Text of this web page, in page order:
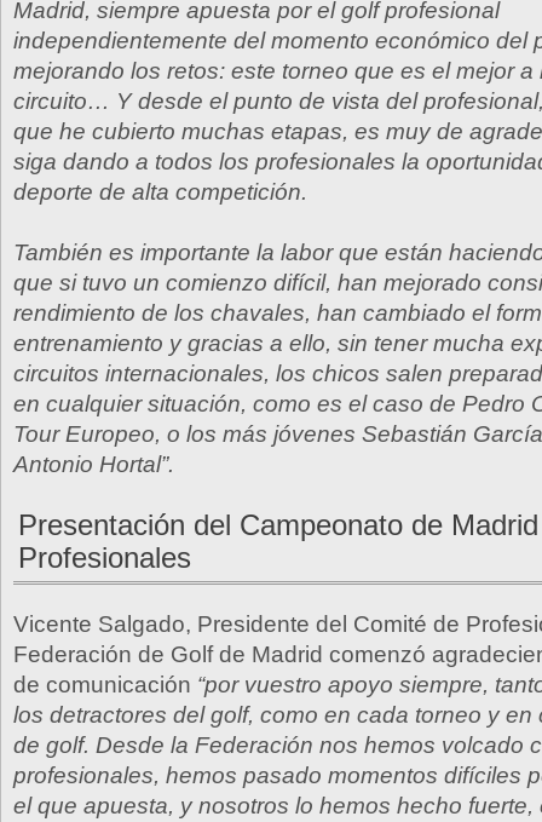
Madrid, siempre apuesta por el golf profesional
independientemente del momento económico del
mejorando los retos: este torneo que es el mejor a
circuito… Y desde el punto de vista del
que he cubierto muchas etapas, es muy de
siga dando a todos los profesionales la
deporte de alta competición.
También es importante la labor que están
que si tuvo un comienzo difícil, han mejorado
rendimiento de los chavales, han cambiado el
entrenamiento y gracias a ello, sin tener mucha
circuitos internacionales, los chicos salen
en cualquier situación, como es el caso de Pedro
Tour Europeo, o los más jóvenes Sebastián
Antonio Hortal”.
Presentación del Campeonato de
Profesionales
Vicente Salgado, Presidente del Comité de
Federación de Golf de Madrid comenzó
de comunicación “por vuestro apoyo siempre,
los detractores del golf, como en cada torneo y en
de golf. Desde la Federación nos hemos volcado
profesionales, hemos pasado momentos difíciles
el que apuesta, y nosotros lo hemos hecho fuerte,